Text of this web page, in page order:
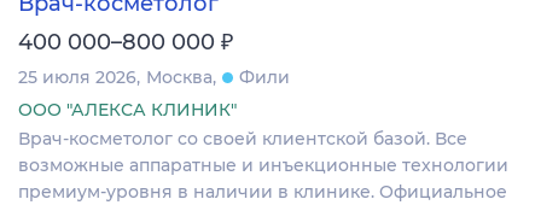
400 000–800 000 ₽
25 июля 2026 Москва
Фили
ООО "АЛЕКСА КЛИНИК"
Врач-косметолог со своей клиентской базой. Все
возможные аппаратные и инъекционные технологии
премиум-уровня в наличии в клинике. Официальное